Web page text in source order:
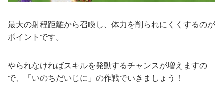
最大の射程距離から召喚し、体力を削られにくくするのが
ポイントです。
やられなければスキルを発動するチャンスが増えますの
で、「いのちだいじに」の作戦でいきましょう！